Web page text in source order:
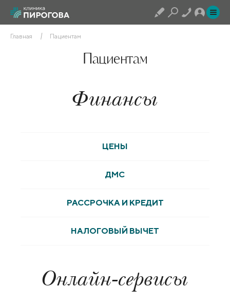
Главная Пациентам
Пациентам
Финансы
ЦЕНЫ
ДМС
РАССРОЧКА И КРЕДИТ
НАЛОГОВЫЙ ВЫЧЕТ
Онлайн-сервисы